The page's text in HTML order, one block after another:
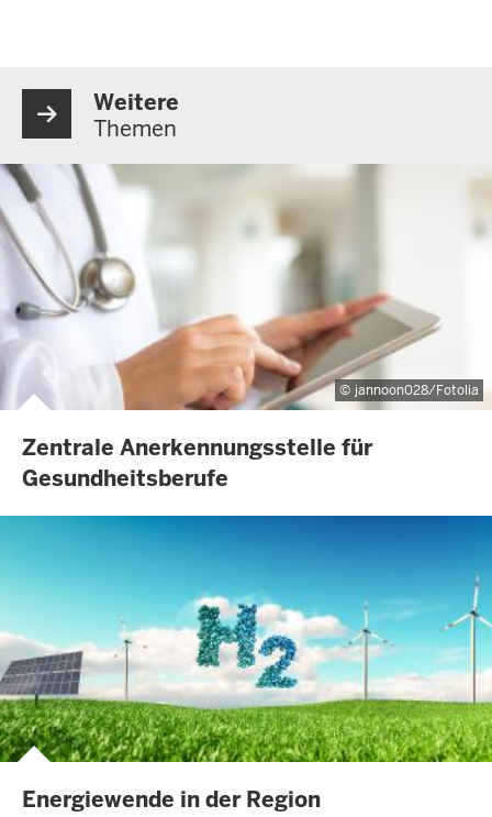
Weitere
Themen
jannoon028/Fotolia
Zentrale Anerkennungsstelle für
Gesundheitsberufe
Energiewende in der Region